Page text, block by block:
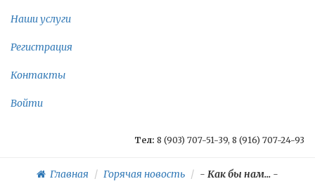
Наши услуги
Регистрация
Контакты
Войти
Тел: 8 (903) 707-51-39, 8 (916) 707-24-93
Главная Горячая новость - Как бы нам... -